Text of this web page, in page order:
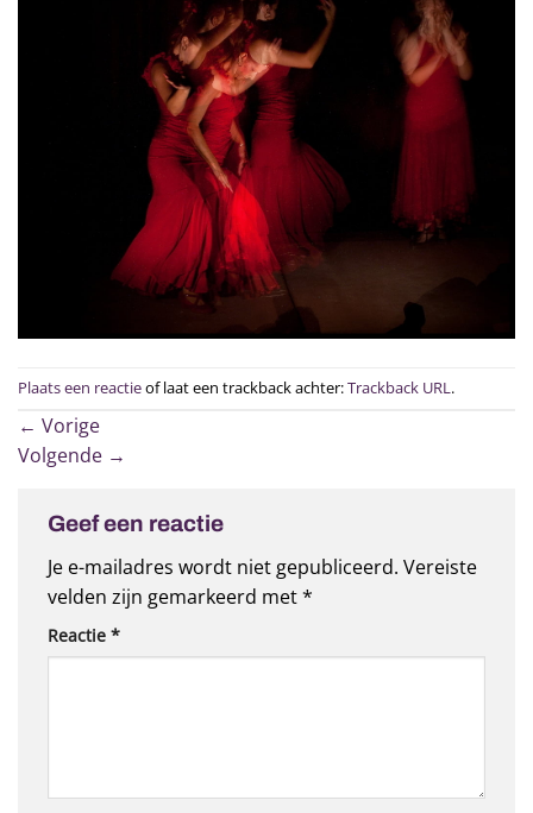
Plaats een reactieof laat een trackback achter:Trackback URL.
← Vorige
Volgende →
Geef een reactie
Je e-mailadres wordt niet gepubliceerd. Vereiste
velden zijn gemarkeerd met*
Reactie *